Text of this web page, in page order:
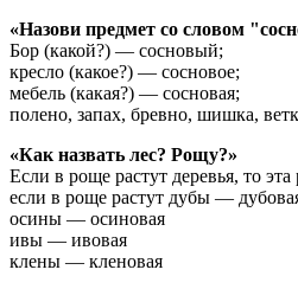
«Назови предмет со словом
Бор (какой?) — сосновый;
кресло (какое?) — сосновое;
мебель (какая?) — сосновая;
полено, запах, бревно, шишка,
«Как назвать лес? Рощу?»
Если в роще растут деревья, то
если в роще растут дубы —
осины — осиновая
ивы — ивовая
клены — кленовая